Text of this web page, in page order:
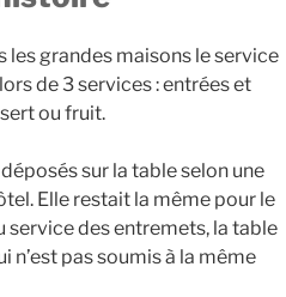
les grandes maisons le service
de 3 services : entrées et
ou fruit.
sur la table selon une
Elle restait la même pour le
service des entremets, la table
n’est pas soumis à la même